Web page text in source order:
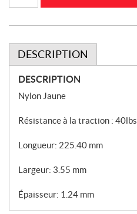
ATTACHE
CÂBLE
NYLON
JAUNE
AUTOBLOQUANT
8
(ZQC502209100)
DESCRIPTION
DESCRIPTION
Nylon Jaune
Résistance à la traction : 40lbs
Longueur: 225.40 mm
Largeur: 3.55 mm
Épaisseur: 1.24 mm